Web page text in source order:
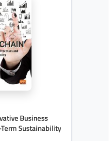
Business
Sustainability